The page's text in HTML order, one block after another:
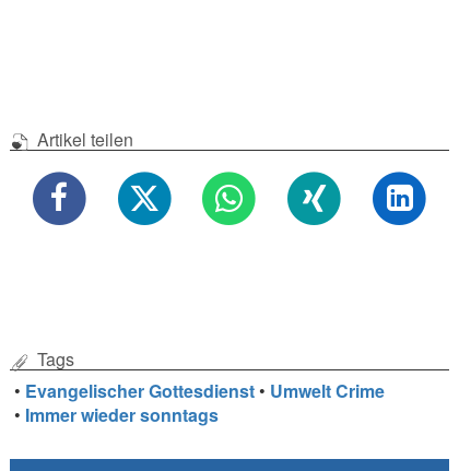
Artikel teilen
Tags
• Evangelischer Gottesdienst • Umwelt Crime
• Immer wieder sonntags